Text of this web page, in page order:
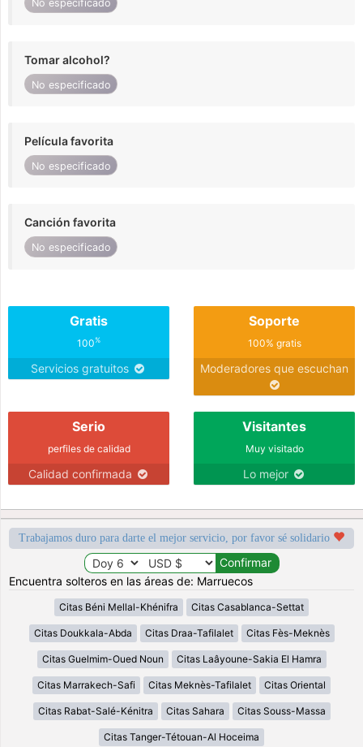
No especificado
Tomar alcohol?
No especificado
Película favorita
No especificado
Canción favorita
No especificado
Gratis
100%
Servicios gratuitos
Soporte
100% gratis
Moderadores que escuchan
Serio
perfiles de calidad
Calidad confirmada
Visitantes
Muy visitado
Lo mejor
Trabajamos duro para darte el mejor servicio, por favor sé solidario
Encuentra solteros en las áreas de: Marruecos
Citas Béni Mellal-Khénifra Citas Casablanca-Settat
Citas Doukkala-Abda Citas Draa-Tafilalet Citas Fès-Meknès
Citas Guelmim-Oued Noun Citas Laâyoune-Sakia El Hamra
Citas Marrakech-Safi Citas Meknès-Tafilalet Citas Oriental
Citas Rabat-Salé-Kénitra Citas Sahara Citas Souss-Massa
Citas Tanger-Tétouan-Al Hoceima